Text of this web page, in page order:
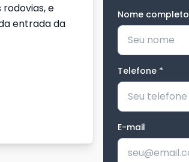
e
entrada da
Nome completo
Telefone *
E-mail